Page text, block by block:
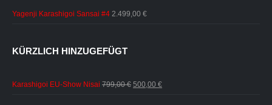
Yagenji Karashigoi Sansai #4 2.499,00 €
KÜRZLICH HINZUGEFÜGT
Karashigoi EU-Show Nisai 799,00€ Ursprünglicher
500,00 €Aktueller